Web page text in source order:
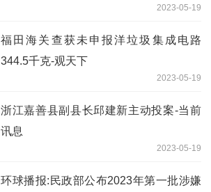
2023-05-19
福田海关查获未申报洋垃圾集成电路
344.5千克-观天下
2023-05-19
浙江嘉善县副县长邱建新主动投案-当前
讯息
2023-05-19
环球播报:民政部公布2023年第一批涉嫌